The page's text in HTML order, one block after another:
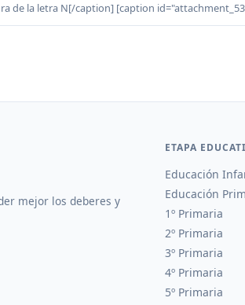
de la letra N[/caption] [caption
mejor los deberes y
ETAPA
Educación
Educación
1º Primaria
2º Primaria
3º Primaria
4º Primaria
5º Primaria